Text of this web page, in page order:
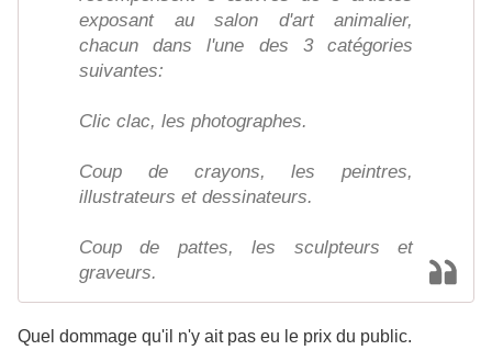
exposant au salon d'art animalier,
chacun dans l'une des 3 catégories
suivantes:
Clic clac, les photographes.
Coup de crayons, les peintres,
illustrateurs et dessinateurs.
Coup de pattes, les sculpteurs et
graveurs.
Quel dommage qu'il n'y ait pas eu le prix du public.